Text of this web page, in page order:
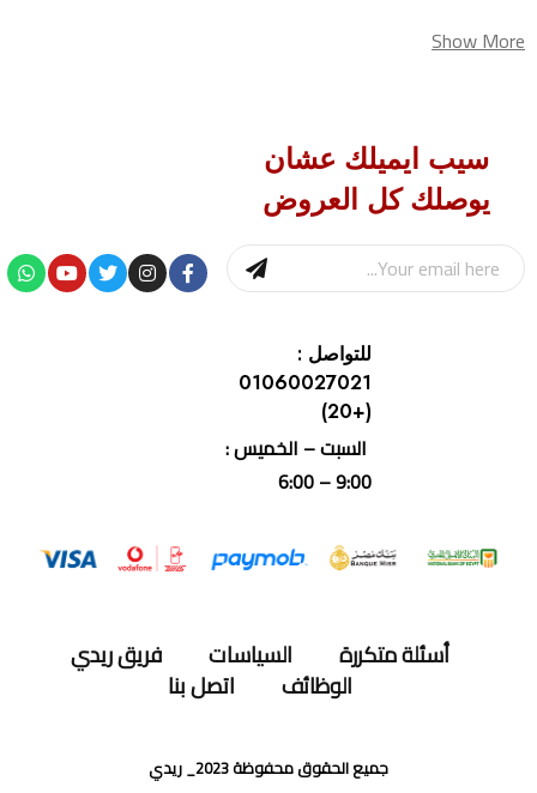
Show More
سيب ايميلك عشان
يوصلك كل العروض
للتواصل :
01060027021
(+20)
السبت – الخميس :
9:00 – 6:00
أسئلة متكررة السياسات فريق ريدي
الوظائف اتصل بنا
جميع الحقوق محفوظة 2023_ ريدي